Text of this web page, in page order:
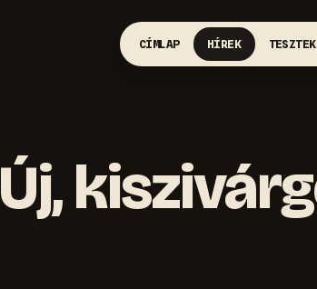
CÍMLAP HÍREK TESZTEK
Új,